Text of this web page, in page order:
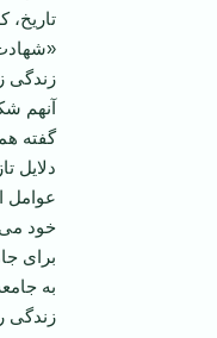
تاریخ،
زندگی
آنهم
گفته
دلایل
خود
برای
به
زندگی